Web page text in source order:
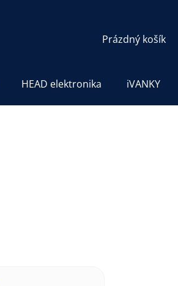
NÁKUPNÍ
Prázdný košík
HEAD elektronika iVANKY